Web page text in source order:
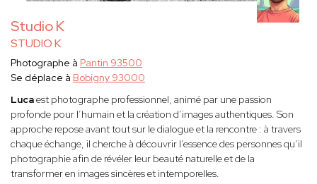
Studio K
STUDIO K
Photographe à Pantin 93500
Se déplace à Bobigny 93000
Lucaest photographe professionnel, animé par une passion
profonde pour l’humain et la création d’images authentiques. Son
approche repose avant tout sur le dialogue et la rencontre : à travers
chaque échange, il cherche à découvrir l’essence des personnes qu’il
photographie afin de révéler leur beauté naturelle et de la
transformer en images sincères et intemporelles.